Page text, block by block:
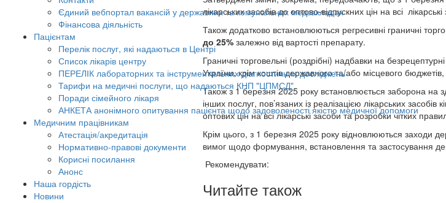
Єдиний вебпортал вакансій у державних та комунальних медзакладах
Фінансова діяльність
Пацієнтам
Перелік послуг, які надаються в Центрі
Список лікарів центру
ПЕРЕЛІК лабораторних та інструментальних діагностичних досліджень
Тарифи на медичні послуги, що надаються КНП "ЦПМСД"
Поради сімейного лікаря
АНКЕТА анонімного опитування пацієнта щодо задоволеності якістю медичної допомоги
Медичним працівникам
Атестація/акредитація
Нормативно-правові документи
Корисні посилання
Анонс
Наша гордість
Новини
лікарських засобів до оптово-відпускних цін на всі
Також додатково встановлюються регресивні граничні
до 25% залежно від вартості препарату.
Граничні торговельні (роздрібні) надбавки на
України, крім коштів державного та/або місцевого
Також з 1 березня 2025 року встановлюється заборона на
інших послуг, пов’язаних із реалізацією лікарських
оптових цін на всі лікарські засоби та розробки чітких
Крім цього, з 1 березня 2025 року відновлюються заходи
вимог щодо формування, встановлення та застосування
Рекомендувати:
Читайте також